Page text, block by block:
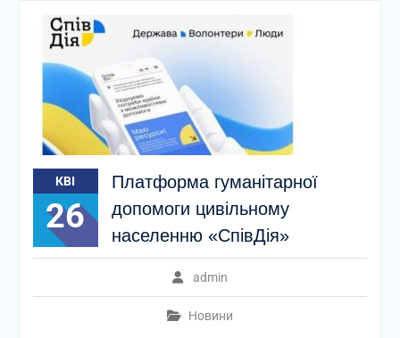
КВІ
26
Платформа гуманітарної
допомоги цивільному
населенню «СпівДія»
admin
Новини